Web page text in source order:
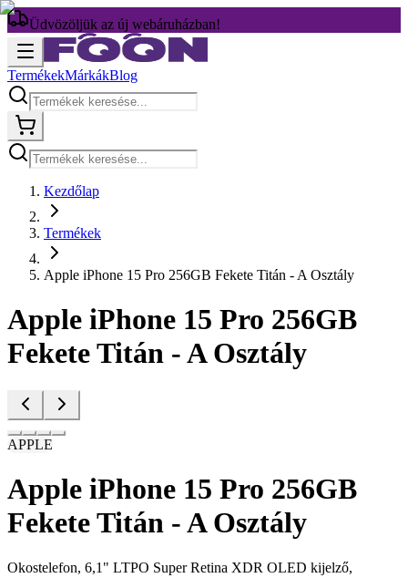
Üdvözöljük az új webáruházban!
TermékekMárkákBlog
Kezdőlap
Termékek
Apple iPhone 15 Pro 256GB Fekete Titán - A Osztály
Apple iPhone 15 Pro 256GB
Fekete Titán - A Osztály
APPLE
Apple iPhone 15 Pro 256GB
Fekete Titán - A Osztály
Okostelefon, 6,1" LTPO Super Retina XDR OLED kijelző,